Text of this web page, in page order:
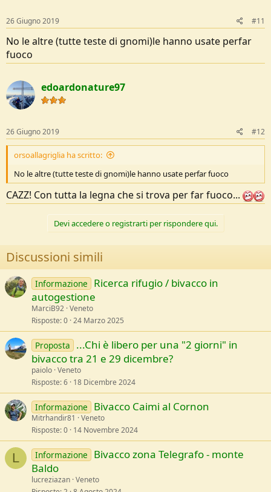
26 Giugno 2019 #11
No le altre (tutte teste di gnomi)le hanno usate perfar
fuoco
edoardonature97
26 Giugno 2019 #12
orsoallagriglia ha scritto:
No le altre (tutte teste di gnomi)le hanno usate perfar fuoco
CAZZ! Con tutta la legna che si trova per far fuoco...
Devi accedere o registrarti per rispondere qui.
Discussioni simili
Informazione
Ricerca rifugio / bivacco in
autogestione
MarciB92 Veneto
Risposte 0 24 Marzo 2025
Proposta
...Chi è libero per una "2 giorni" in
bivacco tra 21 e 29 dicembre?
paiolo Veneto
Risposte 6 18 Dicembre 2024
Informazione Bivacco Caimi al Cornon
Mitrhandir81
Veneto
Risposte 0 14 Novembre 2024
L Informazione
Bivacco zona Telegrafo - monte
Baldo
lucreziazan Veneto